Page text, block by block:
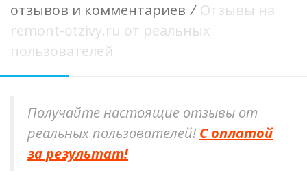
отзывов и комментариев / Отзывы на
remont-otzivy.ru от реальных
пользователей
Получайте настоящие отзывы от
реальных пользователей! С оплатой
за результат!